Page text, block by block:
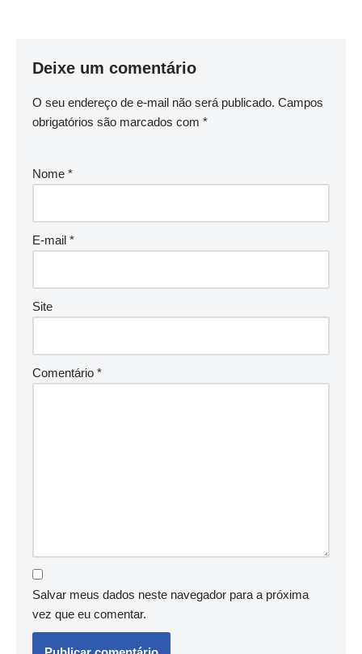
Deixe um comentário
O seu endereço de e-mail não será publicado. Campos
obrigatórios são marcados com *
Nome *
E-mail *
Site
Comentário *
Salvar meus dados neste navegador para a próxima
vez que eu comentar.